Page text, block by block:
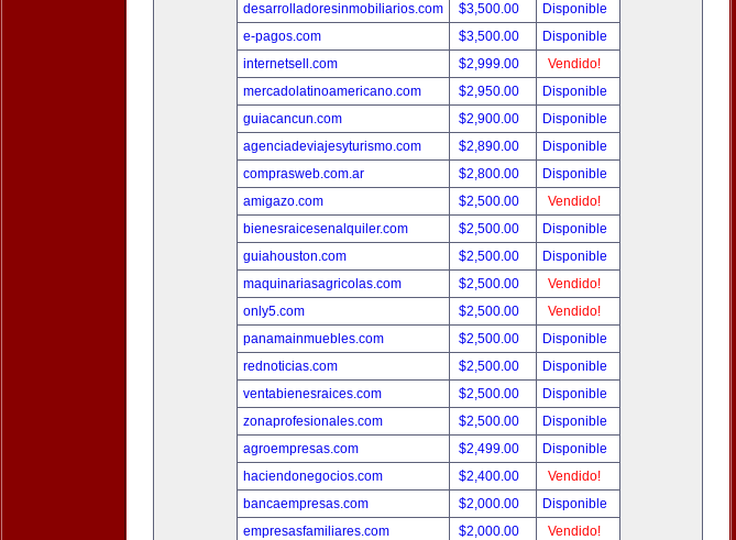
desarrolladoresinmobiliarios.com
$3,500.00
Disponible
e-pagos.com
$3,500.00
Disponible
internetsell.com
$2,999.00
Vendido!
mercadolatinoamericano.com
$2,950.00
Disponible
guiacancun.com
$2,900.00
Disponible
agenciadeviajesyturismo.com
$2,890.00
Disponible
comprasweb.com.ar
$2,800.00
Disponible
amigazo.com
$2,500.00
Vendido!
bienesraicesenalquiler.com
$2,500.00
Disponible
guiahouston.com
$2,500.00
Disponible
maquinariasagricolas.com
$2,500.00
Vendido!
only5.com
$2,500.00
Vendido!
panamainmuebles.com
$2,500.00
Disponible
rednoticias.com
$2,500.00
Disponible
ventabienesraices.com
$2,500.00
Disponible
zonaprofesionales.com
$2,500.00
Disponible
agroempresas.com
$2,499.00
Disponible
haciendonegocios.com
$2,400.00
Vendido!
bancaempresas.com
$2,000.00
Disponible
empresasfamiliares.com
$2,000.00
Vendido!